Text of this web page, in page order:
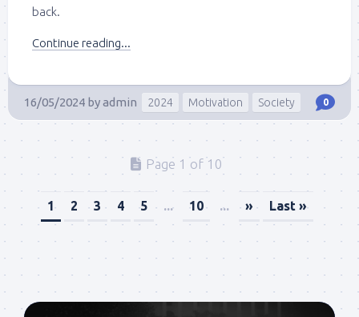
back.
Continue reading...
16/05/2024 byadmin 2024 Motivation Society 0
Page 1 of 10
1 2 3 4 5 ... 10 ... » Last »